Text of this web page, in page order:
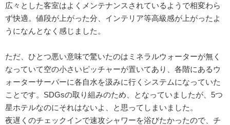
広々とした客室はよくメンテナンスされているようで相変わら
ず快適。値段が上がった分、インテリア等高級感が上がったよ
うになんとなく感じました。
ただ、ひとつ悪い意味で驚いたのはミネラルウォーターが無く
なっていて空の小さいピッチャーが置いてあり、各階にあるウ
ォーターサーバーに各自水を汲みに行くシステムになっていた
ことです。SDGsの取り組みのため、となっていましたが、5つ
星ホテルなのにそれはないよ、と思ってしまいました。
夜遅くのチェックインで速攻シャワーを浴びたかったので、チ